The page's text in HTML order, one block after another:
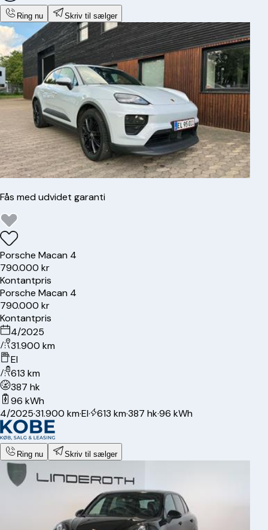
Ring nu Skriv til sælger
Fås med udvidet garanti
Porsche Macan 4
790.000 kr
Kontantpris
Porsche Macan 4
790.000 kr
Kontantpris
4/2025
31.900 km
El
613 km
387 hk
96 kWh
4/2025·31.900 km·El· 613 km·387 hk·96 kWh
Ring nu Skriv til sælger